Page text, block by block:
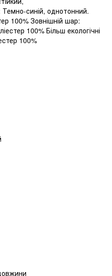
синій, однотонний.
100% Зовнішній шар:
100% Більш екологічні
100%